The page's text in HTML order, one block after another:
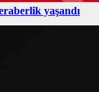
yaşandı